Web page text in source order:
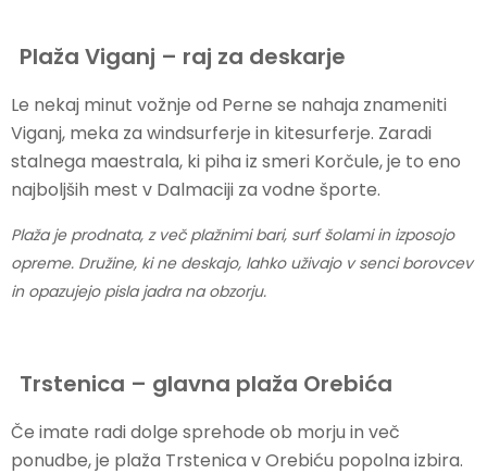
Plaža Viganj – raj za deskarje
Le nekaj minut vožnje od Perne se nahaja znameniti
Viganj, meka za windsurferje in kitesurferje. Zaradi
stalnega maestrala, ki piha iz smeri Korčule, je to eno
najboljših mest v Dalmaciji za vodne športe.
Plaža je prodnata, z več plažnimi bari, surf šolami in izposojo
opreme. Družine, ki ne deskajo, lahko uživajo v senci borovcev
in opazujejo pisla jadra na obzorju.
Trstenica – glavna plaža Orebića
Če imate radi dolge sprehode ob morju in več
ponudbe, je plaža Trstenica v Orebiću popolna izbira.